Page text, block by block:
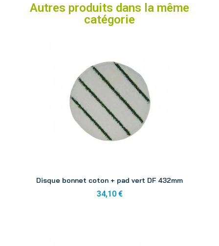
Autres produits dans la même
catégorie
Disque bonnet coton + pad vert DF 432mm
34,10 €